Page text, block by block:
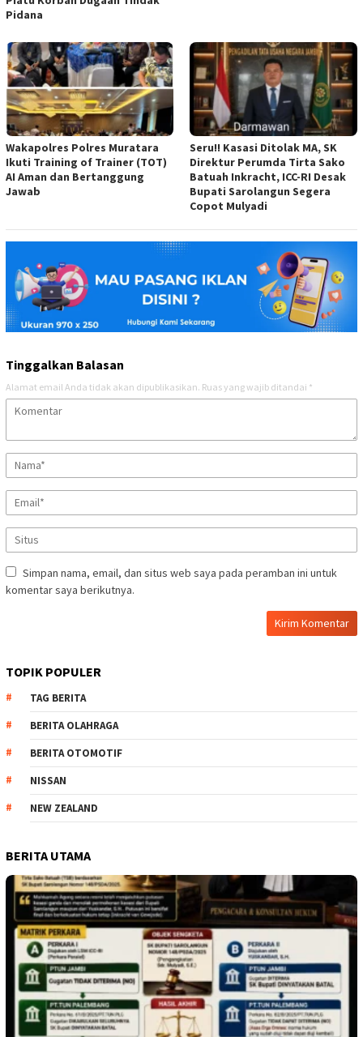
Pidana
Wakapolres Polres Muratara
Ikuti Training of Trainer (TOT)
AI Aman dan Bertanggung
Jawab
Seru!! Kasasi Ditolak MA, SK
Direktur Perumda Tirta Sako
Batuah Inkracht, ICC-RI Desak
Bupati Sarolangun Segera
Copot Mulyadi
Tinggalkan Balasan
Alamat email Anda tidak akan dipublikasikan. Ruas yang wajib ditandai *
Simpan nama, email, dan situs web saya pada peramban ini untuk
komentar saya berikutnya.
TOPIK POPULER
TAG BERITA
BERITA OLAHRAGA
BERITA OTOMOTIF
NISSAN
NEW ZEALAND
BERITA UTAMA